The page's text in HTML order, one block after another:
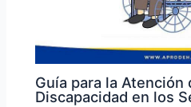
Guía para la Atención
Discapacidad en los